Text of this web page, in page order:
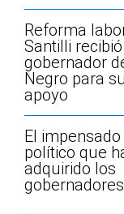
Reforma
Santilli
gobernador
Negro para
apoyo
El
político que
adquirido los
gobernadores